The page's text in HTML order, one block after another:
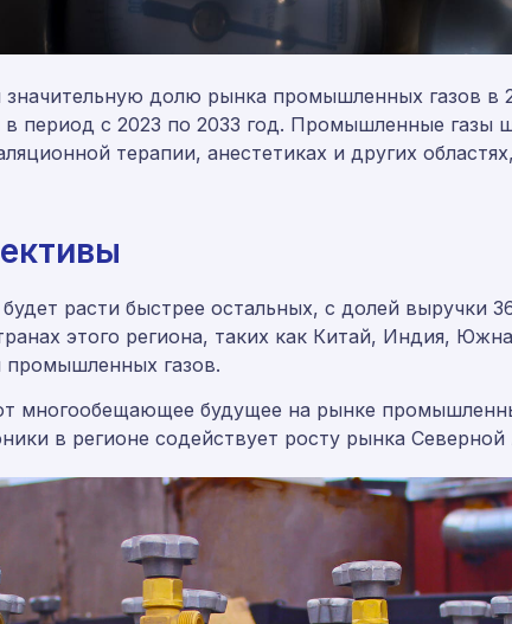
значительную долю рынка промышленных газов в
период с 2023 по 2033 год. Промышленные газы
терапии, анестетиках и других
будет расти быстрее остальных, с долей выручки
этого региона, таких как Китай, Индия,
промышленных газов.
многообещающее будущее на рынке
в регионе содействует росту рынка